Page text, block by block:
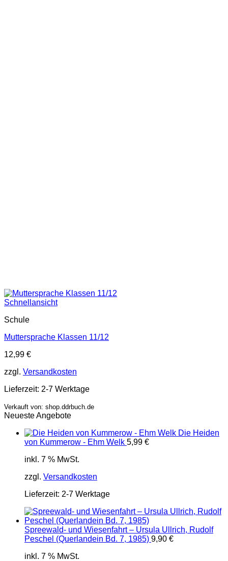
Schnellansicht
Schule
Muttersprache Klassen 11/12
12,99 €
zzgl. Versandkosten
Lieferzeit: 2-7 Werktage
Verkauft von: shop.ddrbuch.de
Neueste Angebote
Die Heiden
von Kummerow - Ehm Welk 5,99 €
inkl. 7 % MwSt.
zzgl. Versandkosten
Lieferzeit: 2-7 Werktage
Spreewald- und Wiesenfahrt – Ursula Ullrich, Rudolf
Peschel (Querlandein Bd. 7, 1985) 9,90 €
inkl. 7 % MwSt.